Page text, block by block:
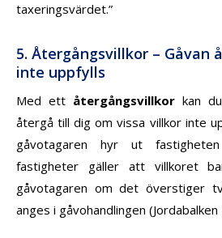
taxeringsvärdet.”
5. Återgångsvillkor – Gåvan
inte uppfylls
Med ett återgångsvillkor kan
återgå till dig om vissa villkor inte
gåvotagaren hyr ut
fastigheter gäller att villkoret
gåvotagaren om det överstiger
anges i gåvohandlingen (Jordabalken